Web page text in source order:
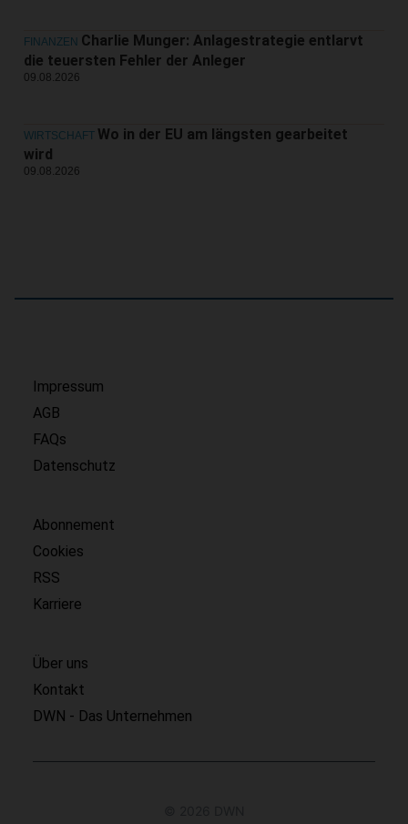
FINANZEN Charlie Munger: Anlagestrategie entlarvt
die teuersten Fehler der Anleger
09.08.2026
WIRTSCHAFT Wo in der EU am längsten gearbeitet
wird
09.08.2026
Impressum
AGB
FAQs
Datenschutz
Abonnement
Cookies
RSS
Karriere
Über uns
Kontakt
DWN - Das Unternehmen